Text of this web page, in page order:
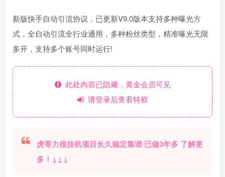
新版快手自动引流协议，已更新V9.0版本支持多种曝光方
式，全自动引流全行业通用，多种粉丝类型，精准曝光无限
多开，支持多个账号同时运行!
此处内容已隐藏，黄金会员可见
请登录后查看特权
虎哥力推挂机项目长久稳定靠谱 已做3年多 了解更
多！↓↓↓